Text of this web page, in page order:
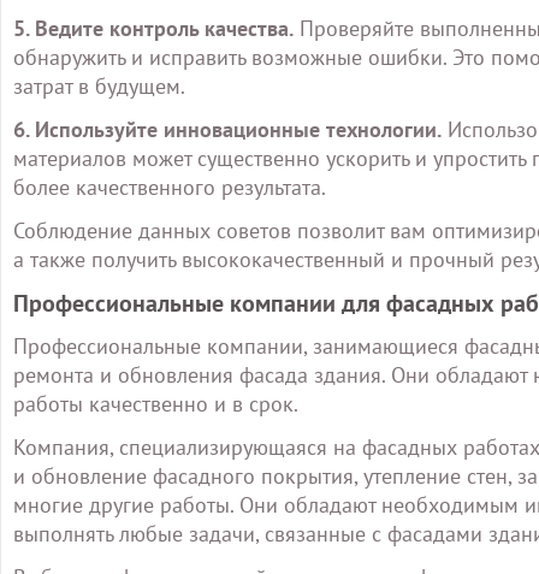
5. Ведите контроль качества. Проверяйте
обнаружить и исправить возможные ошибки. Это
затрат в будущем.
6. Используйте инновационные технологии.
материалов может существенно ускорить и
более качественного результата.
Соблюдение данных советов позволит вам
а также получить высококачественный и прочный
Профессиональные компании для фасадных
Профессиональные компании, занимающиеся
ремонта и обновления фасада здания. Они
работы качественно и в срок.
Компания, специализирующаяся на фасадных
и обновление фасадного покрытия, утепление стен,
многие другие работы. Они обладают необходимым
выполнять любые задачи, связанные с фасадами